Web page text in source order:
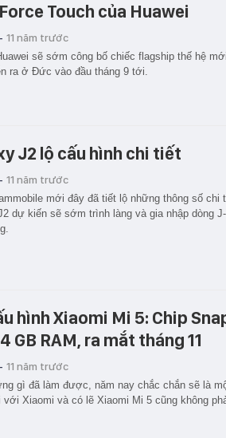
Touch của Huawei
11 năm trước
sẽ sớm công bố chiếc flagship thế hệ
ra ở Đức vào đầu tháng 9 tới.
J2 lộ cấu hình chi tiết
11 năm trước
mới đây đã tiết lộ những thông số chi
dự kiến sẽ sớm trình làng và gia nhập dòng
hình Xiaomi Mi 5: Chip
GB RAM, ra mắt tháng 11
11 năm trước
gì đã làm được, năm nay chắc chắn sẽ là
với Xiaomi và có lẽ Xiaomi Mi 5 cũng không